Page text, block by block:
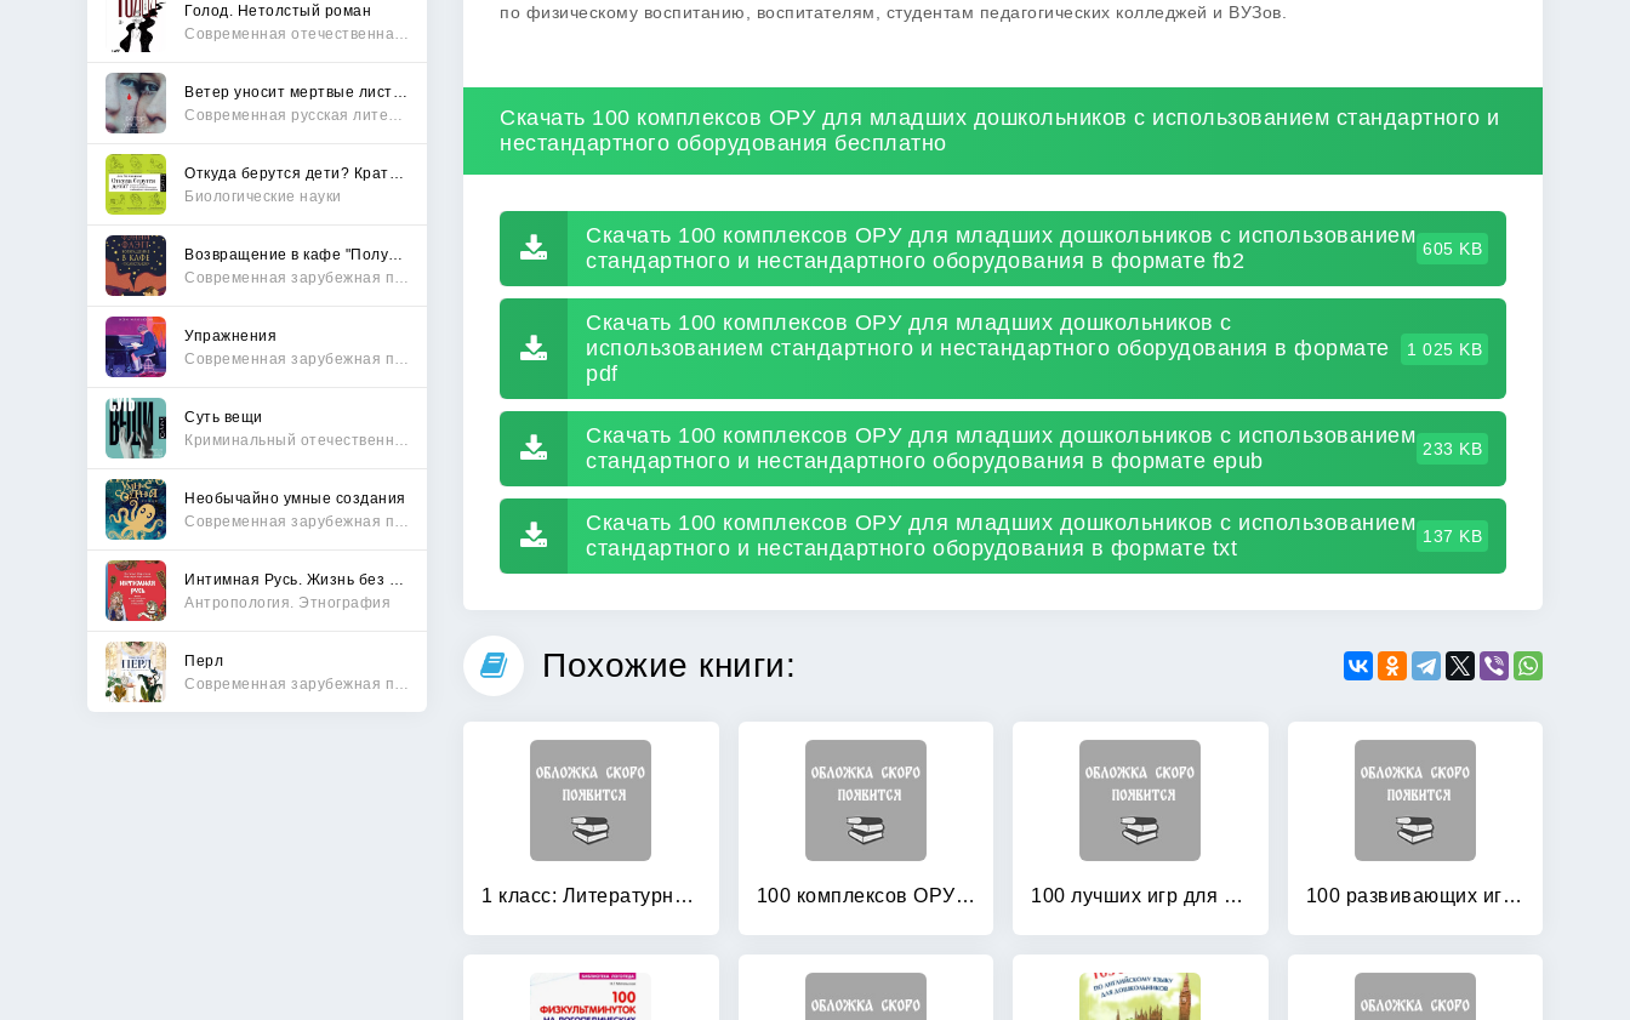
Голод. Нетолстый роман
Биологические науки
Упражнения
Суть вещи
Необычайно умные создания
Антропология. Этнография
Перл
по физическому воспитанию, воспитателям, студентам педагогических колледжей и ВУЗов.
Скачать 100 комплексов ОРУ для младших дошкольников с использованием стандартного и
нестандартного оборудования бесплатно
Скачать 100 комплексов ОРУ для младших дошкольников с использованием
стандартного и нестандартного оборудования в формате fb2
605 KB
Скачать 100 комплексов ОРУ для младших дошкольников с
использованием стандартного и нестандартного оборудования в формате
pdf
1 025 KB
Скачать 100 комплексов ОРУ для младших дошкольников с использованием
стандартного и нестандартного оборудования в формате epub
233 KB
Скачать 100 комплексов ОРУ для младших дошкольников с использованием
стандартного и нестандартного оборудования в формате txt
137 KB
Похожие книги:
1 класс: Литературное чтение. Методические рекомендации. ФГОС 100 комплексов ОРУ с использованием стандартного и нестандартного оборудования 100 лучших игр для подготовки к школе 100 развивающих игр и упражнений от рождения до года